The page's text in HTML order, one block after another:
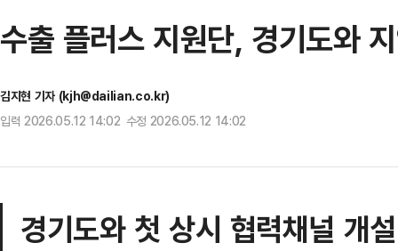
수출 플러스 지원단, 경기도와
김지현 기자 (kjh@dailian.co.kr)
입력 2026.05.12 14:02 수정 2026.05.12 14:02
경기도와 첫 상시 협력채널 개설